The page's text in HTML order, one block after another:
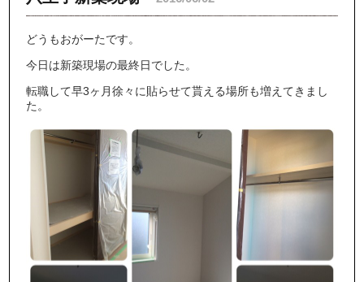
どうもおがーたです。
今日は新築現場の最終日でした。
転職して早3ヶ月徐々に貼らせて貰える場所も増えてきまし
た。